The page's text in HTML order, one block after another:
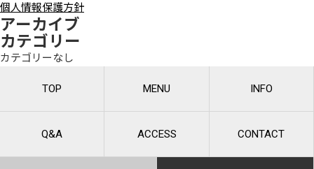
個人情報保護方針
アーカイブ
カテゴリー
カテゴリーなし
TOP MENU INFO
Q&A ACCESS CONTACT